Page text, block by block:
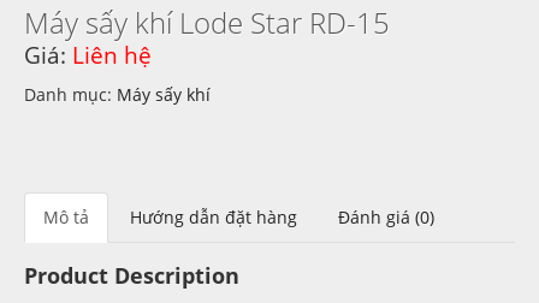
Máy sấy khí Lode Star RD-15
Giá: Liên hệ
Danh mục: Máy sấy khí
Mô tả Hướng dẫn đặt hàng Đánh giá (0)
Product Description